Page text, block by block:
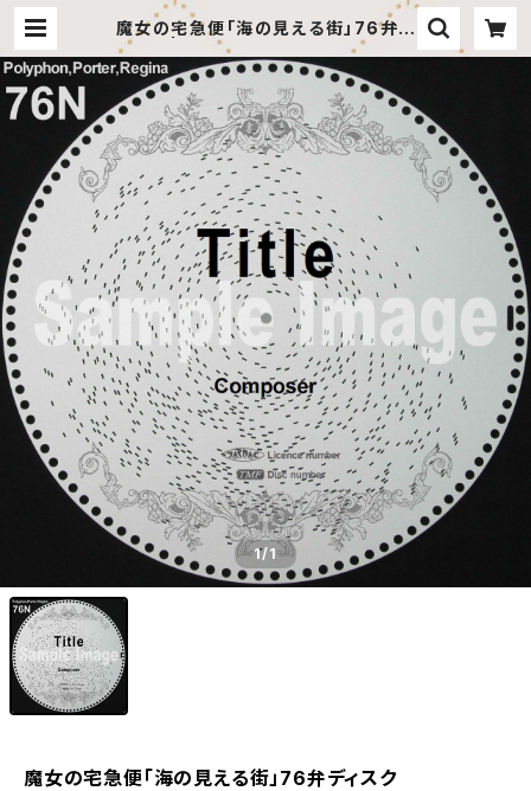
魔女の宅急便「海の見える街」76弁デ
ィスク | 田代音楽工房 オンラインショ
ップ
1/1
魔女の宅急便「海の見える街」76弁ディスク